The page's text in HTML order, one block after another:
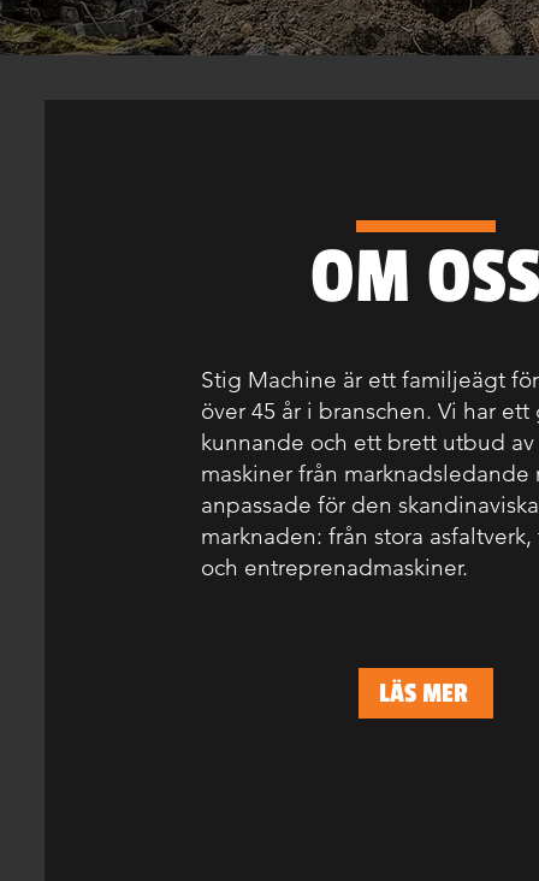
OM OSS
Stig Machine är ett familjeägt
över 45 år i branschen. Vi har
kunnande och ett brett utbud
maskiner från marknadsledande
anpassade för den skandinaviska
marknaden: från stora
och entreprenad­maskiner.
LÄS MER